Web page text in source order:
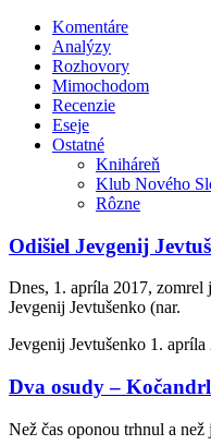
Komentáre
Analýzy
Rozhovory
Mimochodom
Recenzie
Eseje
Ostatné
Kniháreň
Klub Nového
Rôzne
Odišiel Jevgenij
Dnes, 1. apríla 2017,
Jevgenij Jevtušenko (nar.
Jevgenij Jevtušenko 1. apríla
Dva osudy –
Než čas oponou trhnul a